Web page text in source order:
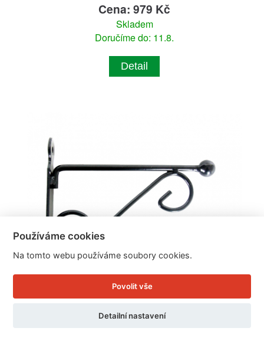
Cena: 979 Kč
Skladem
Doručíme do: 11.8.
Detail
Používáme cookies
Na tomto webu používáme soubory cookies.
Povolit vše
Detailní nastavení